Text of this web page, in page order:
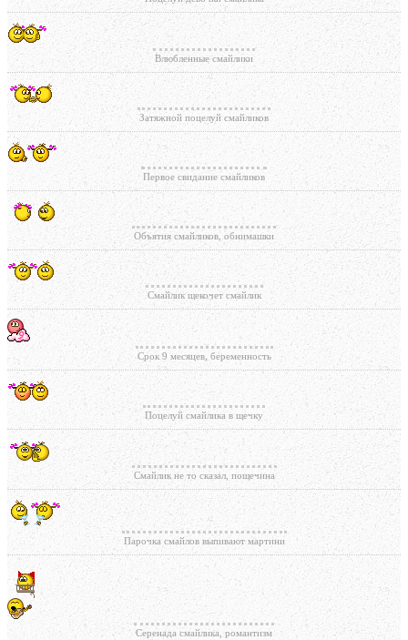
Влюбленные смайлики
Затяжной поцелуй смайликов
Первое свидание смайликов
Объятия смайликов, обнимашки
Смайлик щекочет смайлик
Срок 9 месяцев, беременность
Поцелуй смайлика в щечку
Смайлик не то сказал, пощечина
Парочка смайлов выпивают мартини
Серенада смайлика, романтизм